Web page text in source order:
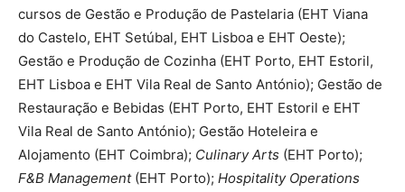
cursos de Gestão e Produção de Pastelaria (EHT Viana
do Castelo, EHT Setúbal, EHT Lisboa e EHT Oeste);
Gestão e Produção de Cozinha (EHT Porto, EHT Estoril,
EHT Lisboa e EHT Vila Real de Santo António); Gestão de
Restauração e Bebidas (EHT Porto, EHT Estoril e EHT
Vila Real de Santo António); Gestão Hoteleira e
Alojamento (EHT Coimbra); Culinary Arts (EHT Porto);
F&B Management (EHT Porto); Hospitality Operations